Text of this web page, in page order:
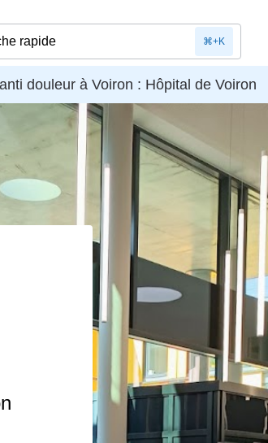
rapide ⌘+K
douleur à Voiron : Hôpital de Voiron